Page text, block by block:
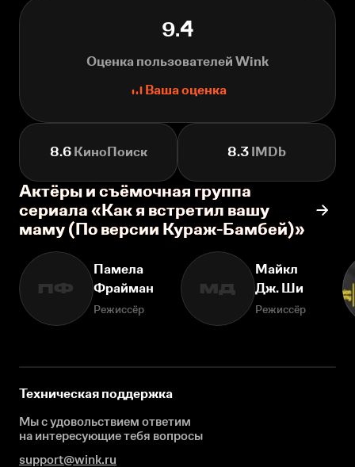
9.4
Оценка пользователей Wink
Ваша оценка
8.6КиноПоиск 8.3 IMDb
Актёры и съёмочная группа
сериала «Как я встретил вашу
маму (По версии Кураж-Бамбей)»
ПФ
Памела
Фрайман
Режиссёр
МД
Майкл
Дж. Ши
Режиссёр
Техническая поддержка
Мы с удовольствием ответим
на интересующиетебя вопросы
support@wink.ru